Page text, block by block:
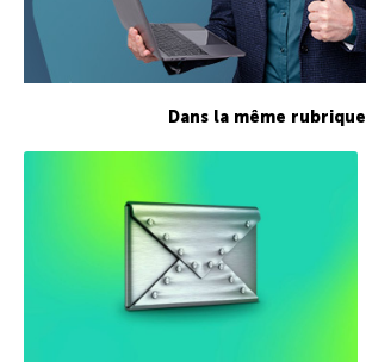
Dans la même rubrique